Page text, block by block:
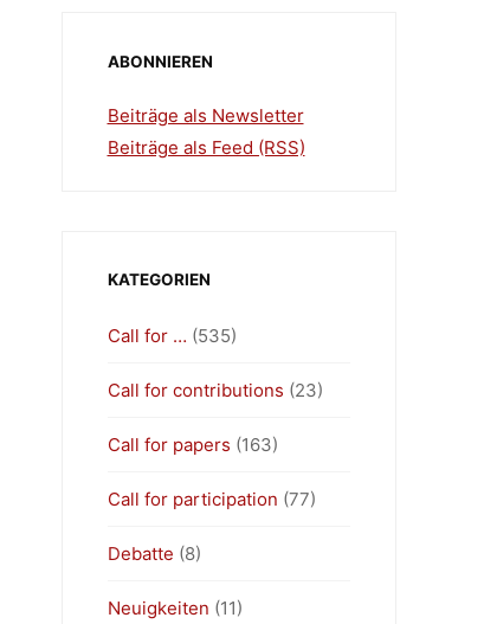
ABONNIEREN
Beiträge als Newsletter
Beiträge als Feed (RSS)
KATEGORIEN
Call for … (535)
Call for contributions (23)
Call for papers (163)
Call for participation (77)
Debatte (8)
Neuigkeiten (11)